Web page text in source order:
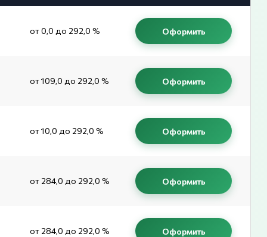
от 0,0 до 292,0 % Оформить
от 109,0 до 292,0 % Оформить
от 10,0 до 292,0 % Оформить
от 284,0 до 292,0 % Оформить
от 284,0 до 292,0 % Оформить